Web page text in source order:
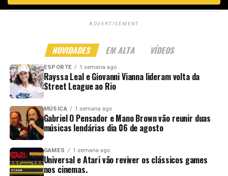
ADVERTISEMENT
NOVIDADES EM ALTA VÍDEOS
ESPORTE 1 semana ago
Rayssa Leal e Giovanni Vianna lideram volta da
Street League ao Rio
MÚSICA 1 semana ago
Gabriel O Pensador e Mano Brown vão reunir duas
músicas lendárias dia 06 de agosto
GAMES 1 semana ago
Universal e Atari vão reviver os clássicos games
nos cinemas.